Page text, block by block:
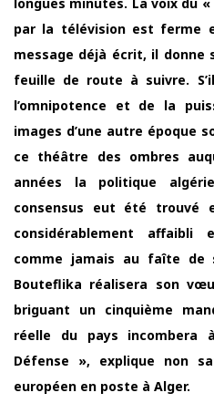
par la télévision est ferme
message déjà écrit, il
feuille de route à suivre.
l’omnipotence et de la
images d’une autre époque
ce théâtre des ombres
années la politique
consensus eut été trouvé
considérablement affaibli
comme jamais au faîte de
Bouteflika réalisera son
briguant un cinquième
réelle du pays incombera
Défense », explique non
européen en poste à Alger.